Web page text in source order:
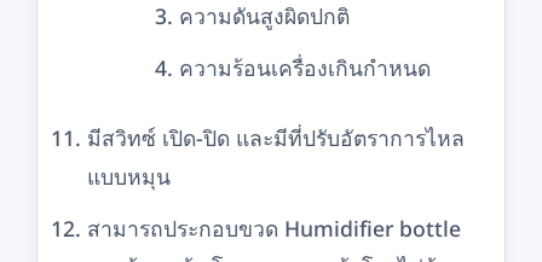
ความดันสูงผิดปกติ
ความร้อนเครื่องเกินกำหนด
มีสวิทซ์ เปิด-ปิด และมีที่ปรับอัตราการไหล
แบบหมุน
สามารถประกอบขวด Humidifier bottle